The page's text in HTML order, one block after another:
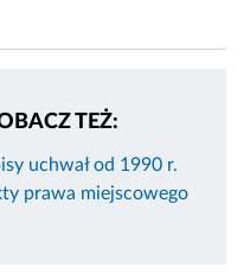
TEŻ:
uchwał od 1990 r.
prawa miejscowego